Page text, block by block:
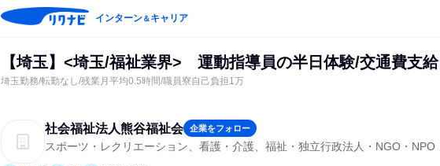
インターン＆キャリア
【埼玉】<埼玉/福祉業界> 運動指導員の半日体験/交通費支給
埼玉勤務/転勤なし/残業月平均0.5時間/職員寮自己負担1万
社会福祉法人熊谷福祉会 企業をフォロー
スポーツ・レクリエーション、看護・介護、福祉・独立行政法人・NGO・NPO